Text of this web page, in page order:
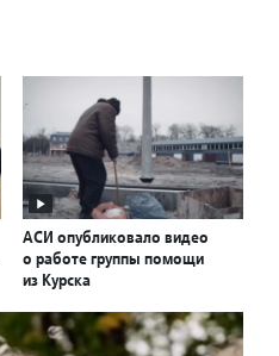
АСИ опубликовало видео
о работе группы помощи
из Курска